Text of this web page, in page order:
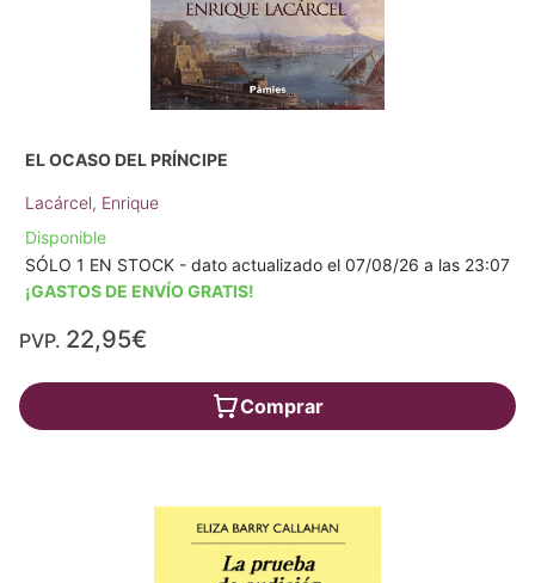
EL OCASO DEL PRÍNCIPE
Lacárcel, Enrique
Disponible
SÓLO 1 EN STOCK - dato actualizado el 07/08/26 a las 23:07
¡GASTOS DE ENVÍO GRATIS!
PVP. 22,95€
Comprar